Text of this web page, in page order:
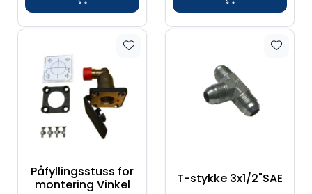
Påfyllingsstuss for
montering Vinkel
T-stykke 3x1/2"SAE